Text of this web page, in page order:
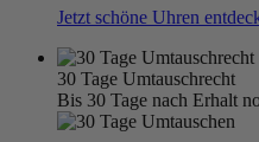
Jetzt schöne Uhren
30 Tage Umtauschrecht
Bis 30 Tage nach Erhalt